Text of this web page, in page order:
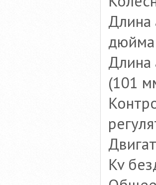
Длина
Длина
(101
Kv